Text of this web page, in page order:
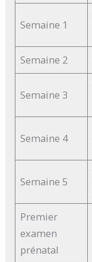
Semaine 1
Semaine 2
Semaine 3
Semaine 4
Semaine 5
Premier
examen
prénatal